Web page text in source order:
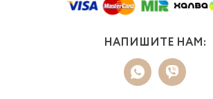
НАПИШИТЕ НАМ: